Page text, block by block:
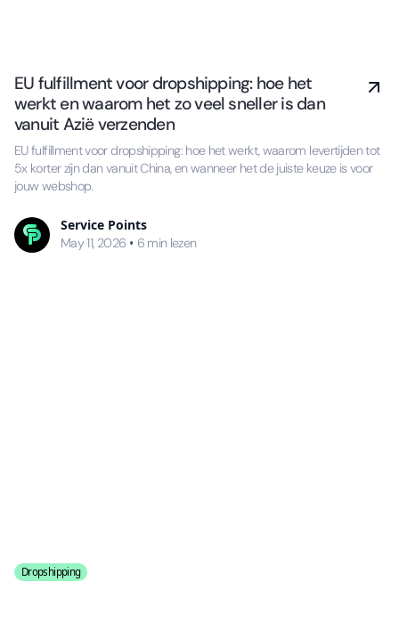
EU fulfillment voor dropshipping: hoe het
werkt en waarom het zo veel sneller is dan
vanuit Azië verzenden
EU fulfillment voor dropshipping: hoe het werkt, waarom levertijden tot
5x korter zijn dan vanuit China, en wanneer het de juiste keuze is voor
jouw webshop.
Service Points
May 11, 2026 • 6 min lezen
Dropshipping